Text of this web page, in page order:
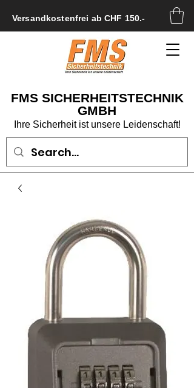
FMS SICHERHEITSTECHNIK
GMBH
Ihre Sicherheit ist unsere Leidenschaft!
Versandkostenfrei ab CHF 150.-